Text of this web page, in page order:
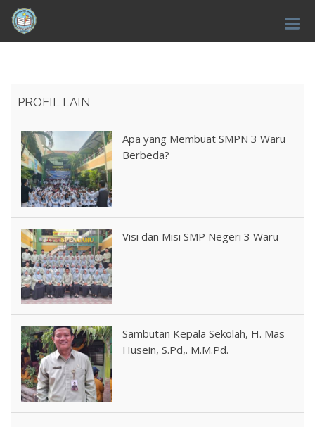
PROFIL LAIN
Apa yang Membuat SMPN 3 Waru
Berbeda?
Visi dan Misi SMP Negeri 3 Waru
Sambutan Kepala Sekolah, H. Mas
Husein, S.Pd,. M.M.Pd.